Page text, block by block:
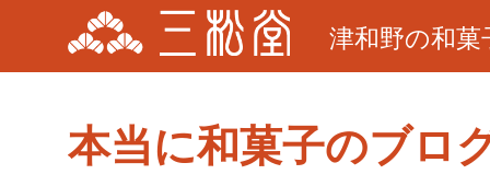
津和野の和菓
本当に和菓子のブロ